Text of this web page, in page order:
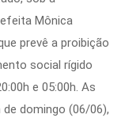
Mônica
prevê a proibição
social rígido
e 05:00h. As
domingo (06/06),